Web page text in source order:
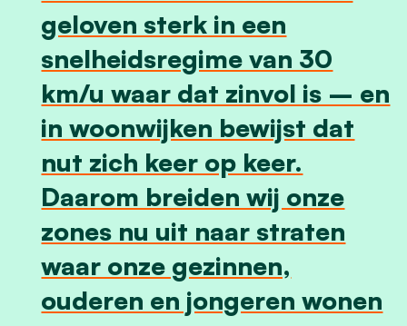
geloven sterk in een
snelheidsregime van 30
km/u waar dat zinvol is – en
in woonwijken bewijst dat
nut zich keer op keer.
Daarom breiden wij onze
zones nu uit naar straten
waar onze gezinnen,
ouderen en jongeren wonen